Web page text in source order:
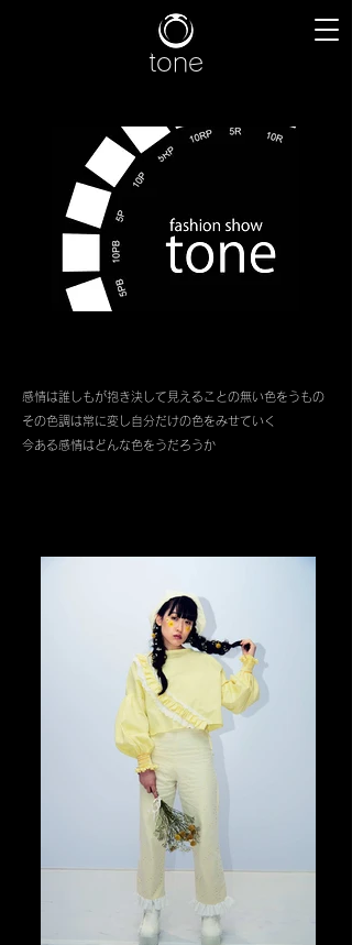
tone
感情は誰しもが抱き決して見えることの無い色をうもの
その色調は常に変し自分だけの色をみせていく
​今ある感情はどんな色をうだろうか